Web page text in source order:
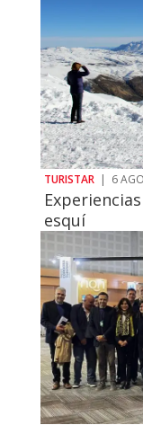
TURISTAR | 6
esquí